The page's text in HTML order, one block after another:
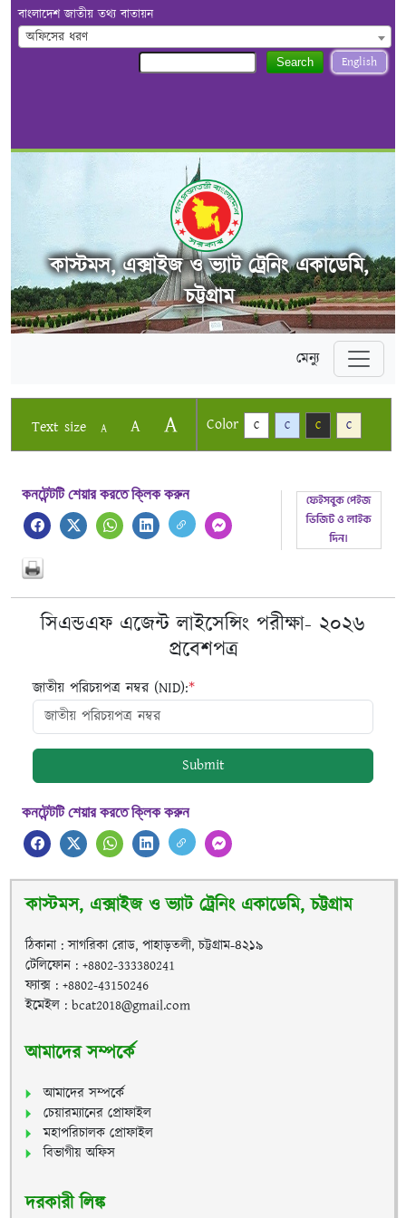
বাংলাদেশ জাতীয় তথ্য বাতায়ন
অফিসের ধরণ
English
Search
কাস্টমস, এক্সাইজ ও ভ্যাট ট্রেনিং একাডেমি,
চট্টগ্রাম
মেন্যু
Text size A A A Color C C C C
কনটেন্টটি শেয়ার করতে ক্লিক করুন
সিএন্ডএফ এজেন্ট লাইসেন্সিং পরীক্ষা- ২০২৬
প্রবেশপত্র
জাতীয় পরিচয়পত্র নম্বর (NID):*
Submit
কনটেন্টটি শেয়ার করতে ক্লিক করুন
কাস্টমস, এক্সাইজ ও ভ্যাট ট্রেনিং একাডেমি, চট্টগ্রাম
ঠিকানা : সাগরিকা রোড, পাহাড়তলী, চট্টগ্রাম-৪২১৯
টেলিফোন : +8802-333380241
ফ্যাক্স : +8802-43150246
ইমেইল : bcat2018@gmail.com
আমাদের সম্পর্কে
আমাদের সম্পর্কে
চেয়ারম্যানের প্রোফাইল
মহাপরিচালক প্রোফাইল
বিভাগীয় অফিস
দরকারী লিঙ্ক